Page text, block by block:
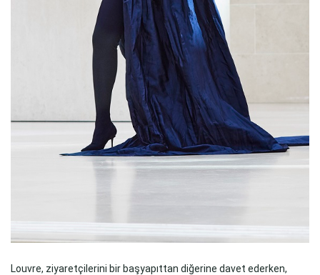
Louvre, ziyaretçilerini bir başyapıttan diğerine davet ederken,